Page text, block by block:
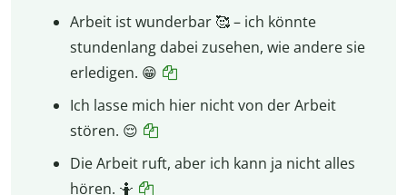
Arbeit ist wunderbar 🥰 – ich könnte
stundenlang dabei zusehen, wie andere sie
erledigen. 😁
Ich lasse mich hier nicht von der Arbeit
stören. 😌
Die Arbeit ruft, aber ich kann ja nicht alles
hören. 🤷